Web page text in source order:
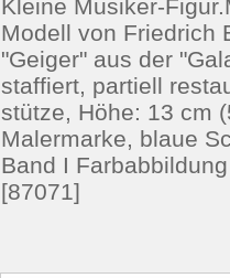
Kleine Musiker-
Modell von Friedrich
"Geiger" aus der
staffiert, partiell
stütze, Höhe: 13 cm
Malermarke, blaue
Band I Farbabbildung
[87071]